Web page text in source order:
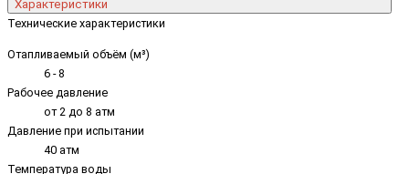
Характеристики
Технические характеристики
Отапливаемый объём (м³)
6 - 8
Рабочее давление
от 2 до 8 атм
Давление при испытании
40 атм
Температура воды